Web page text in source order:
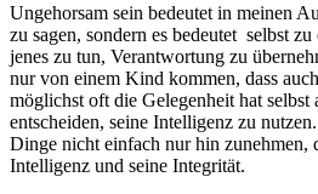
Ungehorsam sein bedeutet in meinen
zu sagen, sondern es bedeutet selbst
jenes zu tun, Verantwortung zu
nur von einem Kind kommen, dass
möglichst oft die Gelegenheit hat selbst
entscheiden, seine Intelligenz zu
Dinge nicht einfach nur hin zunehmen,
Intelligenz und seine Integrität.